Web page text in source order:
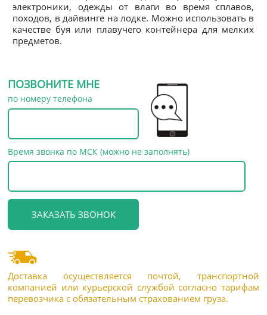
электроники, одежды от влаги во время сплавов,
походов, в дайвинге на лодке. Можно использовать в
качестве буя или плавучего контейнера для мелких
предметов.
ПОЗВОНИТЕ МНЕ
по номеру телефона
Время звонка по МСК (можно не заполнять)
Доставка осуществляется почтой, транспортной
компанией или курьерской службой согласно тарифам
перевозчика с обязательным страхованием груза.